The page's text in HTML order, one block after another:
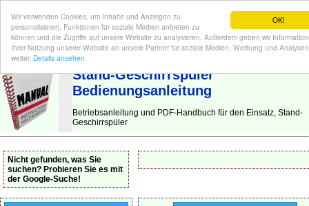
OK!
Wir verwenden Cookies, um Inhalte und Anzeigen zu
personalisieren, Funktionen für soziale Medien anbieten zu
können und die Zugriffe auf unsere Website zu analysieren. Außerdem geben wir
Ihrer Nutzung unserer Website an unsere Partner für soziale Medien, Werbung und Analysen
weiter. Details ansehen
BEDIENUNGSANLEITUNG | Hier finden Sie die deutsche Anleitung!
Stand-Geschirrspüler
Bedienungsanleitung
Betriebsanleitung und PDF-Handbuch für den Einsatz, Stand-
Geschirrspüler
Nicht gefunden, was Sie
suchen? Probieren Sie es mit
der Google-Suche!